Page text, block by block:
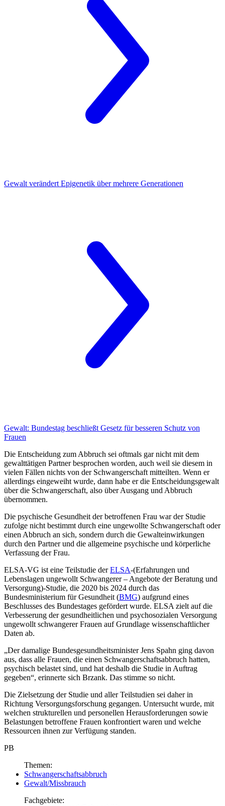
Gewalt verändert Epigenetik über mehrere Generationen
Gewalt: Bundestag beschließt Gesetz für besseren Schutz von
Frauen
Die Entscheidung zum Abbruch sei oftmals gar nicht mit dem
gewalttätigen Partner besprochen worden, auch weil sie diesem in
vielen Fällen nichts von der Schwangerschaft mitteilten. Wenn er
allerdings eingeweiht wurde, dann habe er die Entscheidungsgewalt
über die Schwangerschaft, also über Ausgang und Abbruch
übernommen.
Die psychische Gesundheit der betroffenen Frau war der Studie
zufolge nicht bestimmt durch eine ungewollte Schwangerschaft oder
einen Abbruch an sich, sondern durch die Gewalteinwirkungen
durch den Partner und die allgemeine psychische und körperliche
Verfassung der Frau.
ELSA-VG ist eine Teilstudie derELSA-(Erfahrungen und
Lebenslagen ungewollt Schwangerer – Angebote der Beratung und
Versorgung)-Studie, die 2020 bis 2024 durch das
Bundesministerium für Gesundheit (BMG) aufgrund eines
Beschlusses des Bundestages gefördert wurde. ELSA zielt auf die
Verbesserung der gesundheitlichen und psychosozialen Versorgung
ungewollt schwangerer Frauen auf Grundlage wissenschaftlicher
Daten ab.
„Der damalige Bundesgesundheitsminister Jens Spahn ging davon
aus, dass alle Frauen, die einen Schwangerschaftsabbruch hatten,
psychisch belastet sind, und hat deshalb die Studie in Auftrag
gegeben“, erinnerte sich Brzank. Das stimme so nicht.
Die Zielsetzung der Studie und aller Teilstudien sei daher in
Richtung Versorgungsforschung gegangen. Untersucht wurde, mit
welchen strukturellen und personellen Herausforderungen sowie
Belastungen betroffene Frauen konfrontiert waren und welche
Ressourcen ihnen zur Verfügung standen.
PB
Themen:
Schwangerschaftsabbruch
Gewalt/Missbrauch
Fachgebiete: